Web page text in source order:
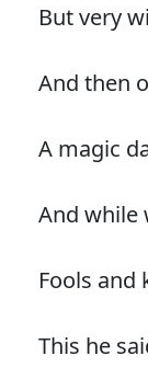
But very
And then
A magic
And while
Fools and
This he